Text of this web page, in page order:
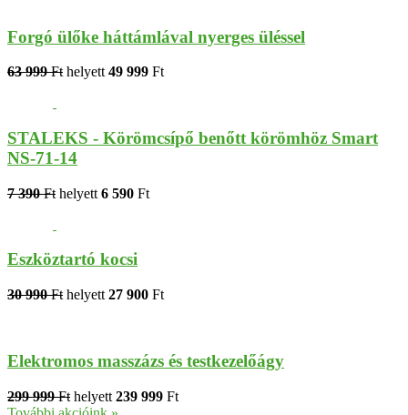
Forgó ülőke háttámlával nyerges üléssel
63 999 Ft helyett 49 999 Ft
STALEKS - Körömcsípő benőtt körömhöz Smart
NS-71-14
7 390 Ft helyett 6 590 Ft
Eszköztartó kocsi
30 990 Ft helyett 27 900 Ft
Elektromos masszázs és testkezelőágy
299 999 Ft helyett 239 999 Ft